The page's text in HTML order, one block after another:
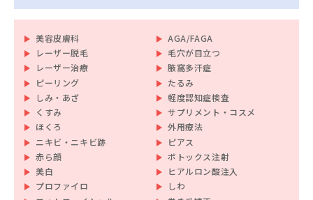
美容皮膚科
AGA/FAGA
レーザー脱毛
毛穴が目立つ
レーザー治療
腋窩多汗症
ピーリング
たるみ
しみ・あざ
軽度認知症検査
くすみ
サプリメント・コスメ
ほくろ
外用療法
ニキビ・ニキビ跡
ピアス
赤ら顔
ボトックス注射
美白
ヒアルロン酸注入
プロファイロ
しわ